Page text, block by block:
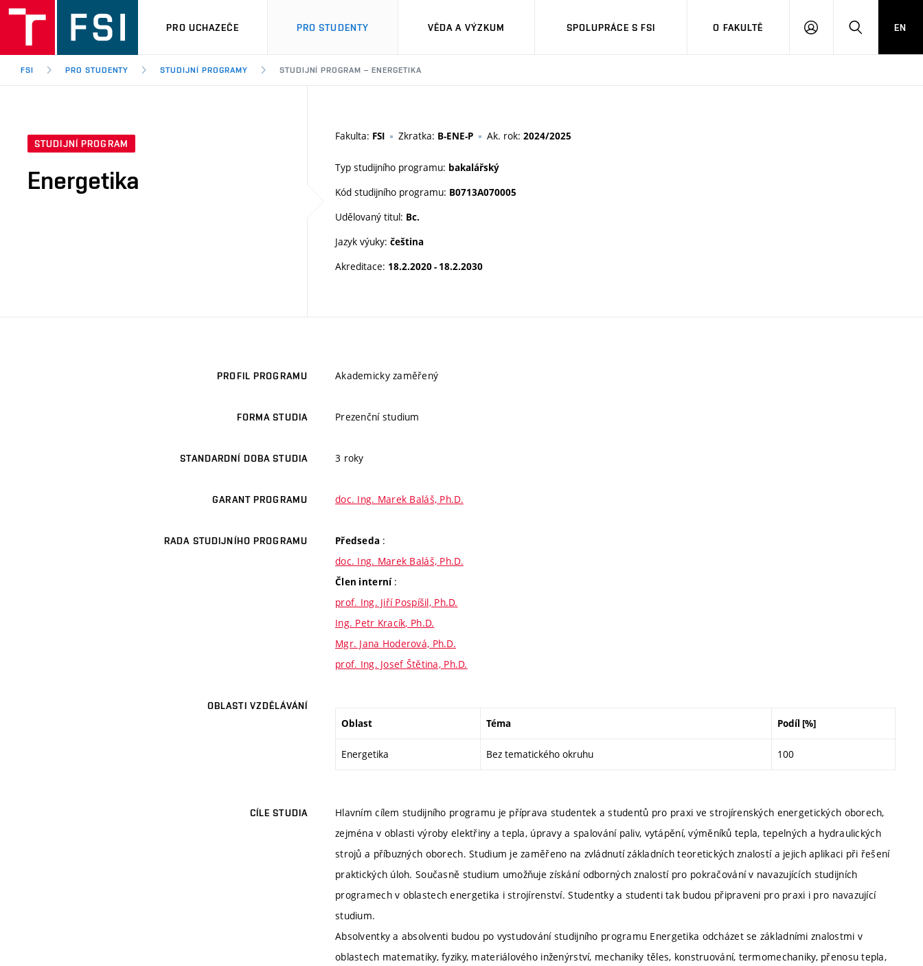
PRO UCHAZEČE PRO STUDENTY VĚDA A VÝZKUM SPOLUPRÁCE S FSI O FAKULTĚ
PŘIHLÁŠENÍHLEDAT
EN
FSI PRO STUDENTY STUDIJNÍ PROGRAMY STUDIJNÍ PROGRAM – ENERGETIKA
STUDIJNÍ PROGRAM
Energetika
Fakulta: FSI Zkratka: B-ENE-P Ak. rok: 2024/2025
Typ studijního programu: bakalářský
Kód studijního programu: B0713A070005
Udělovaný titul: Bc.
Jazyk výuky: čeština
Akreditace: 18.2.2020 - 18.2.2030
PROFIL PROGRAMU Akademicky zaměřený
FORMA STUDIA Prezenční studium
STANDARDNÍ DOBA STUDIA 3 roky
GARANT PROGRAMU doc. Ing. Marek Baláš, Ph.D.
RADA STUDIJNÍHO PROGRAMU Předseda :
doc. Ing. Marek Baláš, Ph.D.
Člen interní :
prof. Ing. Jiří Pospíšil, Ph.D.
Ing. Petr Kracík, Ph.D.
Mgr. Jana Hoderová, Ph.D.
prof. Ing. Josef Štětina, Ph.D.
OBLASTI VZDĚLÁVÁNÍ
Oblast Téma Podíl [%]
Energetika Bez tematického okruhu 100
CÍLE STUDIA
Hlavním cílem studijního programu je příprava studentek a studentů pro praxi ve strojírenských energetických oborech,
zejména v oblasti výroby elektřiny a tepla, úpravy a spalování paliv, vytápění, výměníků tepla, tepelných a hydraulických
strojů a příbuzných oborech. Studium je zaměřeno na zvládnutí základních teoretických znalostí a jejich aplikaci při řešení
praktických úloh. Současně studium umožňuje získání odborných znalostí pro pokračování v navazujících studijních
programech v oblastech energetika i strojírenství. Studentky a studenti tak budou připraveni pro praxi i pro navazující
studium.
Absolventky a absolventi budou po vystudování studijního programu Energetika odcházet se základními znalostmi v
oblastech matematiky, fyziky, materiálového inženýrství, mechaniky těles, konstruování, termomechaniky, přenosu tepla,